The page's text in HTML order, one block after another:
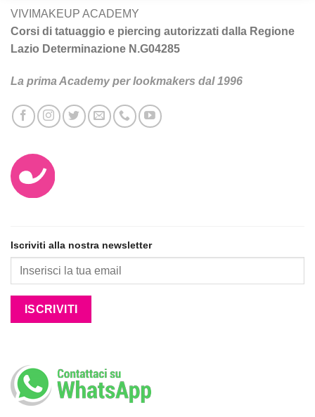
VIVIMAKEUP ACADEMY
Corsi di tatuaggio e piercing autorizzati dalla Regione
Lazio Determinazione N.G04285
La prima Academy per lookmakers dal 1996
Iscriviti alla nostra newsletter